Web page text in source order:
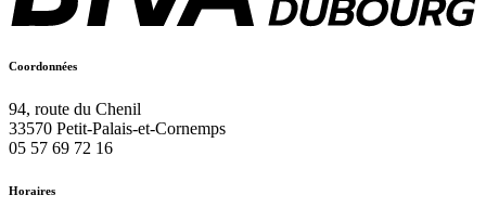
Coordonnées
94, route du Chenil
33570 Petit-Palais-et-Cornemps
05 57 69 72 16
Horaires